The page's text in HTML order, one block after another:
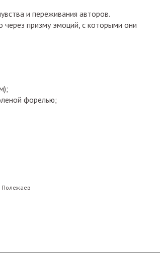
и переживания авторов.
через призму эмоций, с которыми они
форелью;
Полежаев